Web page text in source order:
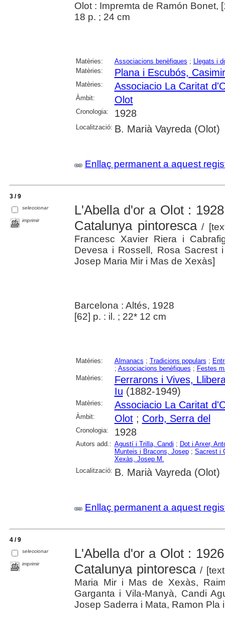
Olot : Impremta de Ramón Bonet,
18 p. ; 24 cm
Matèries: Associacions benèfiques ; Llegats i
Matèries:
Plana i Escubós, Casimir
Matèries: Associacio La Caritat
Àmbit: Olot
Cronologia: 1928
Localització: B. Marià Vayreda (Olot)
Enllaç permanent a aquest
3 / 9
seleccionar
imprimir
L'Abella d'or a Olot :
Catalunya pintoresca/
Francesc Xavier Riera i
Devesa i Rossell, Rosa Sacrest
Josep Maria Mir i Mas de Xexàs]
Barcelona : Altés, 1928
[62] p. : il. ; 22* 12 cm
Matèries: Almanacs ; Tradicions populars ;
; Associacions benèfiques ; Festes
Matèries:
Ferrarons i Vives,
Iu (1882-1949)
Matèries: Associacio La Caritat
Àmbit: Olot; Corb, Serra del
Cronologia: 1928
Autors add.: Agustí i Trilla, Candi ; Dot i Arxer,
Munteis i Bracons, Josep; Sacrest i
Xexàs, Josep M.
Localització: B. Marià Vayreda (Olot)
Enllaç permanent a aquest
4 / 9
seleccionar
imprimir
L'Abella d'or a Olot :
Catalunya pintoresca/
Maria Mir i Mas de Xexàs,
Garganta i Vila-Manyà, Candi
Josep Saderra i Mata, Ramon Pla